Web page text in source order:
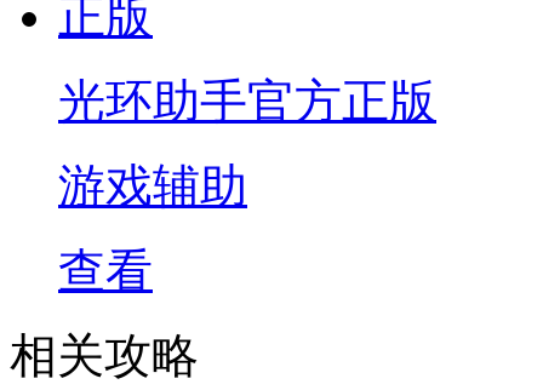
光环助手官方正版
游戏辅助
查看
相关攻略